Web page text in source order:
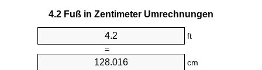
4.2 Fuß in Zentimeter Umrechnungen
ft
=
cm